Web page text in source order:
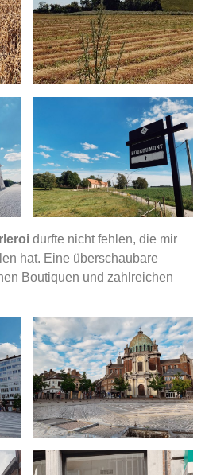
durfte nicht fehlen, die mir
hat. Eine überschaubare
Boutiquen und zahlreichen